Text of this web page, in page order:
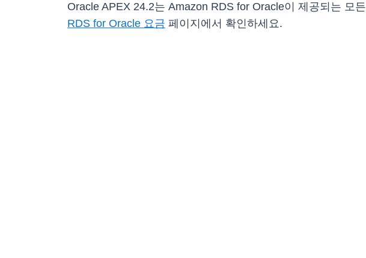
Oracle APEX 24.2는 Amazon RDS for Oracle이 제공되는 모든
RDS for Oracle 요금 페이지에서 확인하세요.